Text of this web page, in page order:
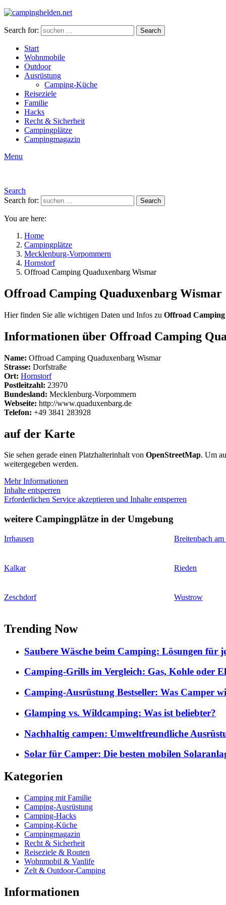
Search for: Search
Start
Wohnmobile
Outdoor
Ausrüstung
Camping-Küche
Reiseziele
Familie
Hacks
Recht & Sicherheit
Campingplätze
Campingmagazin
Menu
Search
Search for:
Search
You are here:
Home
Campingplätze
Mecklenburg-Vorpommern
Hornstorf
Offroad Camping Quaduxenbarg Wismar
Offroad Camping Quaduxenbarg Wismar
Hier finden Sie alle wichtigen Daten und Infos zu Offroad
Informationen über Offroad Camping
Name: Offroad Camping Quaduxenbarg Wismar
Strasse: Dorfstraße
Ort: Hornstorf
Postleitzahl: 23970
Bundesland: Mecklenburg-Vorpommern
Webseite: http://www.quaduxenbarg.de
Telefon: +49 3841 283928
auf der Karte
Sie sehen gerade einen Platzhalterinhalt von OpenStreetMap. Um
weitergegeben werden.
Mehr Informationen
Inhalte entsperren
Erforderlichen Service akzeptieren und Inhalte entsperren
weitere Campingplätze in der Umgebung
Irrhausen Breitenbach
Kalkar Rieden
Zeschdorf Wustrow
Trending Now
Saubere Wäsche beim Camping: Lösungen für
Camping-Grills im Vergleich: Gas, Kohle oder
Camping-Ausrüstung Bestseller: Was Camper
Glamping vs. Wildcamping: Was ist beliebter?
Nachhaltig campen: Umweltfreundliche
Solar für Camper: Die besten mobilen
Kategorien
Camping mit Familie
Camping-Ausrüstung
Camping-Hacks
Camping-Küche
Campingmagazin
Recht & Sicherheit
Reiseziele & Routen
Wohnmobil & Vanlife
Zelt & Outdoor-Camping
Informationen